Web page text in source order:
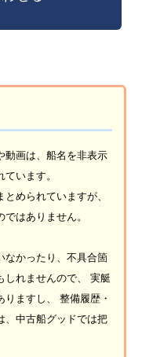
動画は、船名を非表示
います。
められていますが、
はありません。
なかったり、不具合箇
しれませんので、 実艇
ますし、 整備履歴・
、中古船グッドでは把